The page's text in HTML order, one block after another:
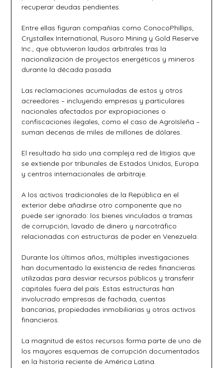
recuperar deudas pendientes.
Entre ellas figuran compañías como ConocoPhillips,
Crystallex International, Rusoro Mining y Gold Reserve
Inc., que obtuvieron laudos arbitrales tras la
nacionalización de proyectos energéticos y mineros
durante la década pasada.
Las reclamaciones acumuladas de estos y otros
acreedores – incluyendo empresas y particulares
nacionales afectados por expropiaciones o
confiscaciones ilegales, como el caso de AgroIsleña –
suman decenas de miles de millones de dólares.
El resultado ha sido una compleja red de litigios que
se extiende por tribunales de Estados Unidos, Europa
y centros internacionales de arbitraje.
A los activos tradicionales de la República en el
exterior debe añadirse otro componente que no
puede ser ignorado: los bienes vinculados a tramas
de corrupción, lavado de dinero y narcotráfico
relacionadas con estructuras de poder en Venezuela.
Durante los últimos años, múltiples investigaciones
han documentado la existencia de redes financieras
utilizadas para desviar recursos públicos y transferir
capitales fuera del país. Estas estructuras han
involucrado empresas de fachada, cuentas
bancarias, propiedades inmobiliarias y otros activos
financieros.
La magnitud de estos recursos forma parte de uno de
los mayores esquemas de corrupción documentados
en la historia reciente de América Latina.